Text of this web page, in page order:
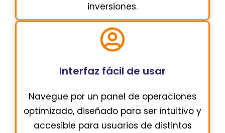
inversiones.
Interfaz fácil de usar
Navegue por un panel de operaciones
optimizado, diseñado para ser intuitivo y
accesible para usuarios de distintos